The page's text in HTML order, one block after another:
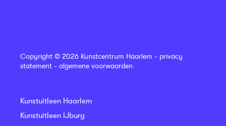
Copyright © 2026 Kunstcentrum Haarlem - privacy
statement - algemene voorwaarden
Kunstuitleen Haarlem
Kunstuitleen IJburg